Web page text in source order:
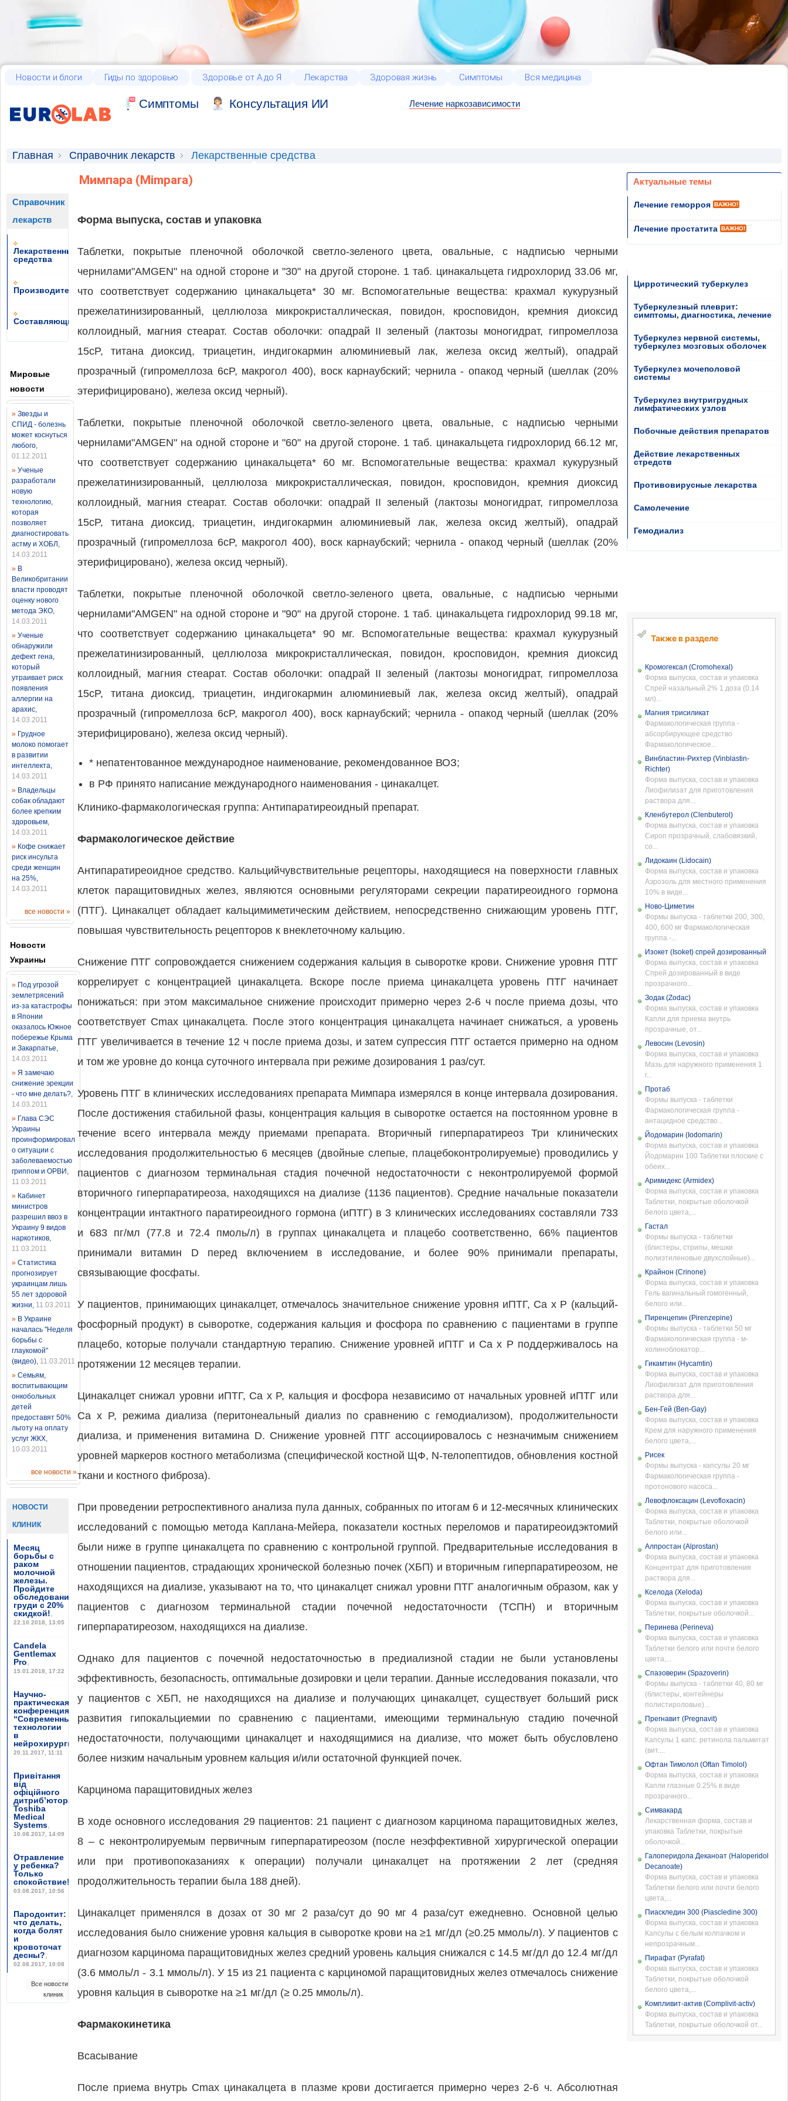
Новости и блоги Гиды по здоровью Здоровье от А до Я Лекарства Здоровая жизнь Симптомы Вся медицина
Cимптомы Консультация ИИ Лечение наркозависимости
Главная Справочник лекарств Лекарственные средства
Справочник
лекарств
Лекарственные
средства
Производители
Составляющие
Мировые
новости
» Звезды и
СПИД - болезнь
может коснуться
любого,
01.12.2011
» Ученые
разработали
новую
технологию,
которая
позволяет
диагностировать
астму и ХОБЛ ,
14.03.2011
» В
Великобритании
власти проводят
оценку нового
метода ЭКО,
14.03.2011
» Ученые
обнаружили
дефект гена,
который
утраивает риск
появления
аллергии на
арахис,
14.03.2011
» Грудное
молоко помогает
в развитии
интеллекта,
14.03.2011
» Владельцы
собак обладают
более крепким
здоровьем,
14.03.2011
» Кофе снижает
риск инсульта
среди женщин
на 25%,
14.03.2011
все новости »
Новости
Украины
» Под угрозой
землетрясений
из-за катастрофы
в Японии
оказалось Южное
побережье Крыма
и Закарпатье,
14.03.2011
» Я замечаю
снижение эрекции
- что мне делать?,
14.03.2011
» Глава СЭС
Украины
проинформировал
о ситуации с
заболеваемостью
гриппом и ОРВИ ,
11.03.2011
» Кабинет
министров
разрешил ввоз в
Украину 9 видов
наркотиков,
11.03.2011
» Статистика
прогнозирует
украинцам лишь
55 лет здоровой
жизни, 11.03.2011
» В Украине
началась "Неделя
борьбы с
глаукомой"
(видео), 11.03.2011
» Семьям,
воспитывающим
онкобольных
детей
предоставят 50%
льготу на оплату
услуг ЖКХ,
10.03.2011
все новости »
НОВОСТИ
КЛИНИК
Месяц
борьбы с
раком
молочной
железы.
Пройдите
обследование
груди с 20%
скидкой!,
22.10.2018, 13:05
Candela
Gentlemax
Pro,
15.01.2018, 17:22
Научно-
практическая
конференция
“Современные
технологии
в
нейрохирургии”,
20.11.2017, 11:11
Привітання
від
офіційного
дитриб’ютора
Toshiba
Medical
Systems,
10.08.2017, 14:09
Отравление
у ребенка?
Только
спокойствие!
03.08.2017, 10:56
Пародонтит:
что делать,
когда болят
и
кровоточат
десны?,
02.08.2017, 10:08
Все новости
клиник
Мимпара (Mimpara)
Форма выпуска, состав и упаковка
Таблетки, покрытые пленочной оболочкой светло-зеленого цвета, овальные, с надписью черными
чернилами"AMGEN" на одной стороне и "30" на другой стороне. 1 таб. цинакальцета гидрохлорид 33.06 мг,
что соответствует содержанию цинакальцета* 30 мг. Вспомогательные вещества: крахмал кукурузный
прежелатинизированный, целлюлоза микрокристаллическая, повидон, кросповидон, кремния диоксид
коллоидный, магния стеарат. Состав оболочки: опадрай II зеленый (лактозы моногидрат, гипромеллоза
15cP, титана диоксид, триацетин, индигокармин алюминиевый лак, железа оксид желтый), опадрай
прозрачный (гипромеллоза 6cP, макрогол 400), воск карнаубский; чернила - опакод черный (шеллак (20%
этерифицировано), железа оксид черный).
Таблетки, покрытые пленочной оболочкой светло-зеленого цвета, овальные, с надписью черными
чернилами"AMGEN" на одной стороне и "60" на другой стороне. 1 таб. цинакальцета гидрохлорид 66.12 мг,
что соответствует содержанию цинакальцета* 60 мг. Вспомогательные вещества: крахмал кукурузный
прежелатинизированный, целлюлоза микрокристаллическая, повидон, кросповидон, кремния диоксид
коллоидный, магния стеарат. Состав оболочки: опадрай II зеленый (лактозы моногидрат, гипромеллоза
15cP, титана диоксид, триацетин, индигокармин алюминиевый лак, железа оксид желтый), опадрай
прозрачный (гипромеллоза 6cP, макрогол 400), воск карнаубский; чернила - опакод черный (шеллак (20%
этерифицировано), железа оксид черный).
Таблетки, покрытые пленочной оболочкой светло-зеленого цвета, овальные, с надписью черными
чернилами"AMGEN" на одной стороне и "90" на другой стороне. 1 таб. цинакальцета гидрохлорид 99.18 мг,
что соответствует содержанию цинакальцета* 90 мг. Вспомогательные вещества: крахмал кукурузный
прежелатинизированный, целлюлоза микрокристаллическая, повидон, кросповидон, кремния диоксид
коллоидный, магния стеарат. Состав оболочки: опадрай II зеленый (лактозы моногидрат, гипромеллоза
15cP, титана диоксид, триацетин, индигокармин алюминиевый лак, железа оксид желтый), опадрай
прозрачный (гипромеллоза 6cP, макрогол 400), воск карнаубский; чернила - опакод черный (шеллак (20%
этерифицировано), железа оксид черный).
* непатентованное международное наименование, рекомендованное ВОЗ;
в РФ принято написание международного наименования - цинакалцет.
Клинико-фармакологическая группа: Антипаратиреоидный препарат.
Фармакологическое действие
Антипаратиреоидное средство. Кальцийчувствительные рецепторы, находящиеся на поверхности главных
клеток паращитовидных желез, являются основными регуляторами секреции паратиреоидного гормона
(ПТГ). Цинакалцет обладает кальцимиметическим действием, непосредственно снижающим уровень ПТГ,
повышая чувствительность рецепторов к внеклеточному кальцию.
Снижение ПТГ сопровождается снижением содержания кальция в сыворотке крови. Снижение уровня ПТГ
коррелирует с концентрацией цинакалцета. Вскоре после приема цинакалцета уровень ПТГ начинает
понижаться: при этом максимальное снижение происходит примерно через 2-6 ч после приема дозы, что
соответствует Cmax цинакалцета. После этого концентрация цинакалцета начинает снижаться, а уровень
ПТГ увеличивается в течение 12 ч после приема дозы, и затем супрессия ПТГ остается примерно на одном
и том же уровне до конца суточного интервала при режиме дозирования 1 раз/сут.
Уровень ПТГ в клинических исследованиях препарата Мимпара измерялся в конце интервала дозирования.
После достижения стабильной фазы, концентрация кальция в сыворотке остается на постоянном уровне в
течение всего интервала между приемами препарата. Вторичный гиперпаратиреоз Три клинических
исследования продолжительностью 6 месяцев (двойные слепые, плацебоконтролируемые) проводились у
пациентов с диагнозом терминальная стадия почечной недостаточноcти с неконтролируемой формой
вторичного гиперпаратиреоза, находящихся на диализе (1136 пациентов). Средние начальные показатели
концентрации интактного паратиреоидного гормона (иПТГ) в 3 клинических исследованиях составляли 733
и 683 пг/мл (77.8 и 72.4 пмоль/л) в группах цинакалцета и плацебо соответственно, 66% пациентов
принимали витамин D перед включением в исследование, и более 90% принимали препараты,
связывающие фосфаты.
У пациентов, принимающих цинакалцет, отмечалось значительное снижение уровня иПТГ, Ca x P (кальций-
фосфорный продукт) в сыворотке, содержания кальция и фосфора по сравнению с пациентами в группе
плацебо, которые получали стандартную терапию. Снижение уровней иПТГ и Ca x P поддерживалось на
протяжении 12 месяцев терапии.
Цинакалцет снижал уровни иПТГ, Ca x P, кальция и фосфора независимо от начальных уровней иПТГ или
Ca x P, режима диализа (перитонеальный диализ по сравнению с гемодиализом), продолжительности
диализа, и применения витамина D. Снижение уровней ПТГ ассоциировалось с незначимым снижением
уровней маркеров костного метаболизма (специфической костной ЩФ, N-телопептидов, обновления костной
ткани и костного фиброза).
При проведении ретроспективного анализа пула данных, собранных по итогам 6 и 12-месячных клинических
исследований с помощью метода Каплана-Мейера, показатели костных переломов и паратиреоидэктомий
были ниже в группе цинакалцета по сравнению с контрольной группой. Предварительные исследования в
отношении пациентов, страдающих хронической болезнью почек (ХБП) и вторичным гиперпаратиреозом, не
находящихся на диализе, указывают на то, что цинакалцет снижал уровни ПТГ аналогичным образом, как у
пациентов с диагнозом терминальной стадии почечной недостаточности (ТСПН) и вторичным
гиперпаратиреозом, находящихся на диализе.
Однако для пациентов с почечной недостаточноcтью в предиализной стадии не были установлены
эффективность, безопасность, оптимальные дозировки и цели терапии. Данные исследования показали, что
у пациентов с ХБП, не находящихся на диализе и получающих цинакалцет, существует больший риск
развития гипокальциемии по сравнению с пациентами, имеющими терминальную стадию почечной
недостаточности, получающими цинакалцет и находящимися на диализе, что может быть обусловлено
более низким начальным уровнем кальция и/или остаточной функцией почек.
Карцинома паращитовидных желез
В ходе основного исследования 29 пациентов: 21 пациент с диагнозом карцинома паращитовидных желез,
8 – с неконтролируемым первичным гиперпаратиреозом (после неэффективной хирургической операции
или при противопоказаниях к операции) получали цинакалцет на протяжении 2 лет (средняя
продолжительность терапии была 188 дней).
Цинакалцет применялся в дозах от 30 мг 2 раза/сут до 90 мг 4 раза/сут ежедневно. Основной целью
исследования было снижение уровня кальция в сыворотке крови на ≥1 мг/дл (≥0.25 ммоль/л). У пациентов с
диагнозом карцинома паращитовидных желез средний уровень кальция снижался с 14.5 мг/дл до 12.4 мг/дл
(3.6 ммоль/л - 3.1 ммоль/л). У 15 из 21 пациента с карциномой паращитовидных желез отмечалось снижение
уровня кальция в сыворотке на ≥1 мг/дл (≥ 0.25 ммоль/л).
Фармакокинетика
Всасывание
После приема внутрь Cmax цинакалцета в плазме крови достигается примерно через 2-6 ч. Абсолютная
Актуальные темы
Лечение геморроя ВАЖНО!
Лечение простатита ВАЖНО!
Цирротический туберкулез
Туберкулезный плеврит:
симптомы, диагностика, лечение
Туберкулез нервной системы,
туберкулез мозговых оболочек
Туберкулез мочеполовой
системы
Туберкулез внутригрудных
лимфатических узлов
Побочные действия препаратов
Действие лекарственных
стредств
Противовирусные лекарства
Самолечение
Гемодиализ
Также в разделе
Кромогексал (Cromohexal)
Форма выпуска, состав и упаковка
Спрей назальный 2% 1 доза (0.14
мл)...
Магния трисиликат
Фармакологическая группа -
абсорбирующее средство
Фармакологическое...
Винбластин-Рихтер (Vinblastin-
Richter)
Форма выпуска, состав и упаковка
Лиофилизат для приготовления
раствора для...
Кленбутерол (Clenbuterol)
Форма выпуска, состав и упаковка
Сироп прозрачный, слабовязкий,
со...
Лидокаин (Lidocain)
Форма выпуска, состав и упаковка
Аэрозоль для местного применения
10% в виде...
Ново-Циметин
Формы выпуска - таблетки 200, 300,
400, 600 мг Фармакологическая
группа -...
Изокет (Isoket) спрей дозированный
Форма выпуска, состав и упаковка
Спрей дозированный в виде
прозрачного...
Зодак (Zodac)
Форма выпуска, состав и упаковка
Капли для приема внутрь
прозрачные, от...
Левосин (Levosin)
Форма выпуска, состав и упаковка
Мазь для наружного применения 1
г...
Протаб
Формы выпуска - таблетки
Фармакологическая группа -
антацидное средство...
Йодомарин (Iodomarin)
Форма выпуска, состав и упаковка
Йодомарин 100 Таблетки плоские с
обеих...
Аримидекс (Armidex)
Форма выпуска, состав и упаковка
Таблетки, покрытые оболочкой
белого цвета,...
Гастал
Формы выпуска - таблетки
(блистеры, стрипы, мешки
полиэтиленовые двухслойные)...
Крайнон (Crinone)
Форма выпуска, состав и упаковка
Гель вагинальный гомогенный,
белого или...
Пиренцепин (Pirenzepine)
Формы выпуска - таблетки 50 мг
Фармакологическая группа - м-
холиноблокатор...
Гикамтин (Hycamtin)
Форма выпуска, состав и упаковка
Лиофилизат для приготовления
раствора для...
Бен-Гей (Ben-Gay)
Форма выпуска, состав и упаковка
Крем для наружного применения
белого цвета,...
Рисек
Формы выпуска - капсулы 20 мг
Фармакологическая группа -
протонового насоса...
Левофлоксацин (Levofloxacin)
Форма выпуска, состав и упаковка
Таблетки, покрытые оболочкой
белого или...
Алпростан (Alprostan)
Форма выпуска, состав и упаковка
Концентрат для приготовления
раствора для...
Кселода (Xeloda)
Форма выпуска, состав и упаковка
Таблетки, покрытые оболочкой...
Перинева (Perineva)
Форма выпуска, состав и упаковка
Таблетки белого или почти белого
цвета,...
Спазоверин (Spazoverin)
Формы выпуска - таблетки 40, 80 мг
(блистеры, контейнеры
полистироловые)...
Прегнавит (Pregnavit)
Форма выпуска, состав и упаковка
Капсулы 1 капс. ретинола пальмитат
(вит....
Офтан Тимолол (Oftan Timolol)
Форма выпуска, состав и упаковка
Капли глазные 0.25% в виде
прозрачного...
Симвакард
Лекарственная форма, состав и
упаковка Таблетки, покрытые
оболочкой...
Галоперидола Деканоат (Haloperidol
Decanoate)
Форма выпуска, состав и упаковка
Таблетки белого или почти белого
цвета,...
Пиаскледин 300 (Piascledine 300)
Форма выпуска, состав и упаковка
Капсулы с белым колпачком и
непрозрачным...
Пирафат (Pyrafat)
Форма выпуска, состав и упаковка
Таблетки, покрытые оболочкой
белого цвета,...
Компливит-актив (Complivit-activ)
Форма выпуска, состав и упаковка
Таблетки, покрытые оболочкой от...